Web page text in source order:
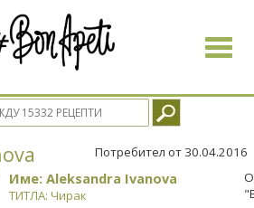
Toggle
Потребител от 30.04.2016
Име: Aleksandra Ivanova
ТИТЛА: Чирак